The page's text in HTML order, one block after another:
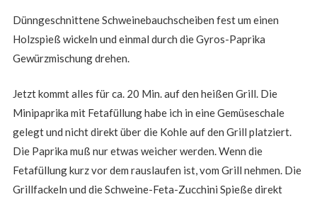
Dünngeschnittene Schweinebauchscheiben fest um einen
Holzspieß wickeln und einmal durch die Gyros-Paprika
Gewürzmischung drehen.
Jetzt kommt alles für ca. 20 Min. auf den heißen Grill. Die
Minipaprika mit Fetafüllung habe ich in eine Gemüseschale
gelegt und nicht direkt über die Kohle auf den Grill platziert.
Die Paprika muß nur etwas weicher werden. Wenn die
Fetafüllung kurz vor dem rauslaufen ist, vom Grill nehmen. Die
Grillfackeln und die Schweine-Feta-Zucchini Spieße direkt